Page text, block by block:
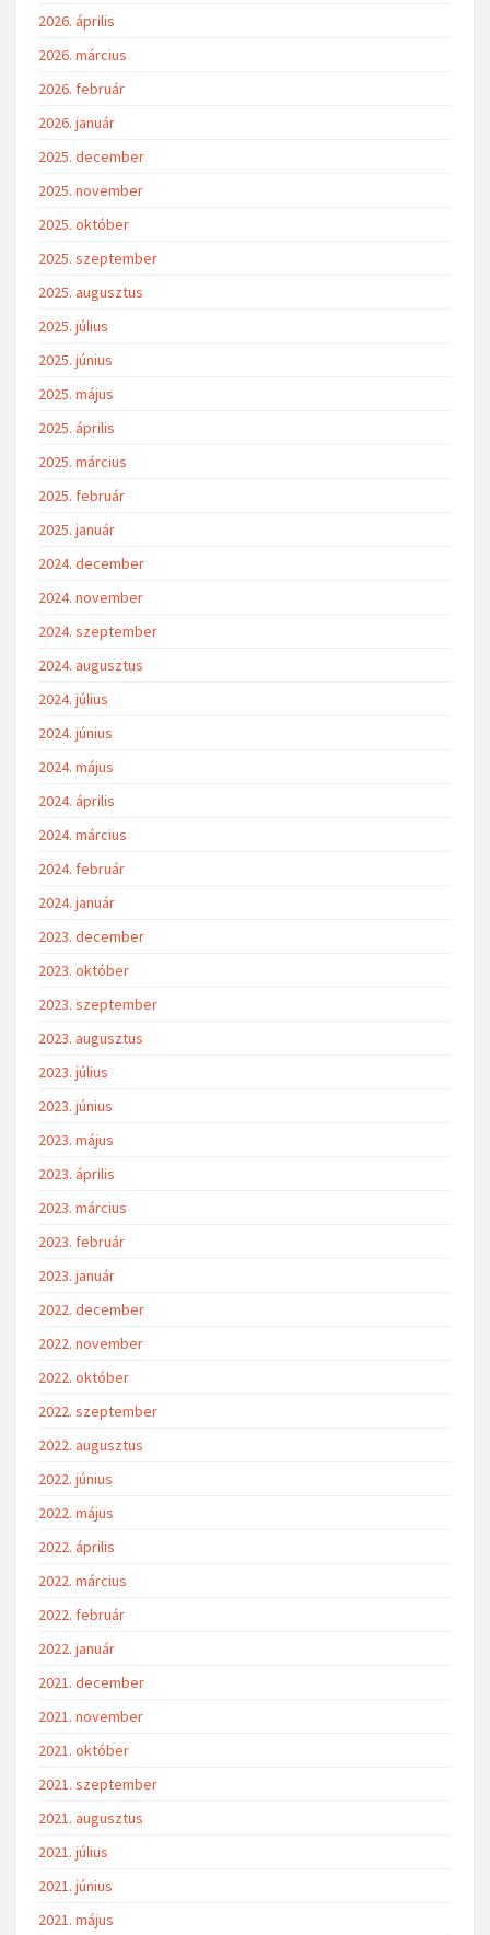
2026. április
2026. március
2026. február
2026. január
2025. december
2025. november
2025. október
2025. szeptember
2025. augusztus
2025. július
2025. június
2025. május
2025. április
2025. március
2025. február
2025. január
2024. december
2024. november
2024. szeptember
2024. augusztus
2024. július
2024. június
2024. május
2024. április
2024. március
2024. február
2024. január
2023. december
2023. október
2023. szeptember
2023. augusztus
2023. július
2023. június
2023. május
2023. április
2023. március
2023. február
2023. január
2022. december
2022. november
2022. október
2022. szeptember
2022. augusztus
2022. június
2022. május
2022. április
2022. március
2022. február
2022. január
2021. december
2021. november
2021. október
2021. szeptember
2021. augusztus
2021. július
2021. június
2021. május